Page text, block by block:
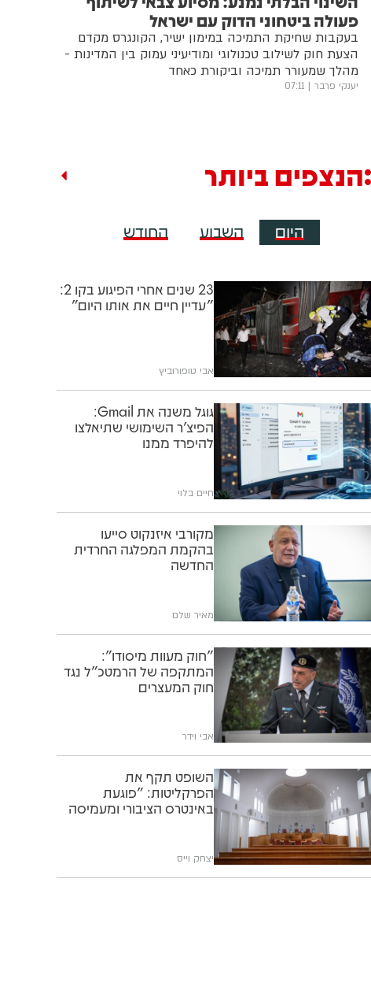
פעולה ביטחוני הדוק עם ישראל
בעקבות שחיקת התמיכה במימון ישיר, הקונגרס מקדם
הצעת חוק לשילוב טכנולוגי ומודיעיני עמוק בין המדינות -
מהלך שמעורר תמיכה וביקורת כאחד
יענקי פרבר 07:11
הנצפים ביותר
היום השבוע החודש
23 שנים אחרי הפיגוע בקו 2:
"עדיין חיים את אותו היום"
אבי טופורוביץ
גוגל משנה את Gmail:
הפיצ'ר השימושי שתיאלצו
להיפרד ממנו
חיים בלוי
מקורבי איזנקוט סייעו
בהקמת המפלגה החרדית
החדשה
מאיר שלם
"חוק מעוות מיסודו":
המתקפה של הרמטכ"ל נגד
חוק המעצרים
אבי וידר
השופט תקף את
הפרקליטות: "פוגעת
באינטרס הציבורי ומעמיסה
יצחק וייס